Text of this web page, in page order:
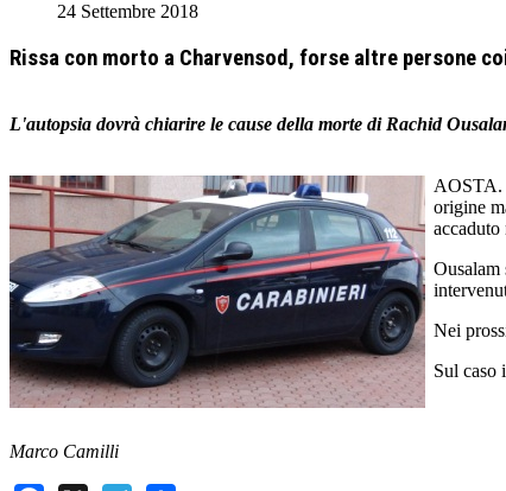
24 Settembre 2018
Rissa con morto a Charvensod, forse altre persone
L'autopsia dovrà chiarire le cause della morte di Rachid
AOSTA.
origine
accaduto
Ousalam
Nei
Sul caso
Marco Camilli